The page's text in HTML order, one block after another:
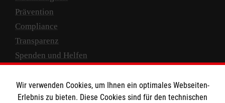
Prävention
Compliance
Transparenz
Spenden und Helfen
Empfänger: Malteser Hilfsdienst e.V.
Wir verwenden Cookies, um Ihnen ein optimales Webseiten-
Erlebnis zu bieten. Diese Cookies sind für den technischen